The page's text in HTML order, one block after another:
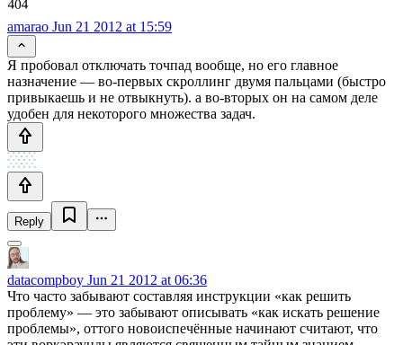
amarao Jun 21 2012 at 15:59
Я пробовал отключать точпад вообще, но его главное
назначение — во-первых скроллинг двумя пальцами (быстро
привыкаешь и не отвыкнуть). а во-вторых он на самом деле
удобен для некоторого множества задач.
Reply
datacompboy Jun 21 2012 at 06:36
Что часто забывают составляя инструкции «как решить
проблему» — это забывают описывать «как искать решение
проблемы», оттого новоиспечённые начинают считают, что